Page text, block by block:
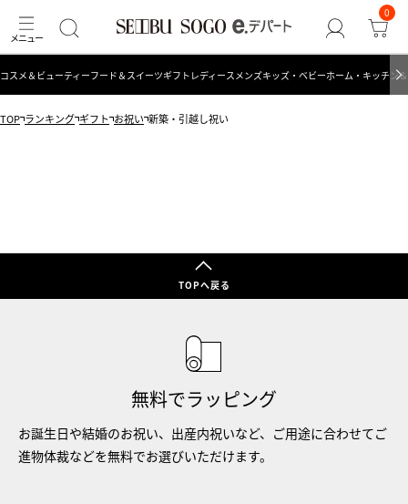
0
コスメ＆ビューティーフード＆スイーツギフト レディース メンズキッズ・ベビーホーム・キッチン
TOP ランキング ギフト お祝い 新築・引越し祝い
TOPへ戻る
無料でラッピング
お誕生日や結婚のお祝い、出産内祝いなど、ご用途に合わせてご
進物体裁などを無料でお選びいただけます。